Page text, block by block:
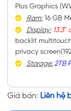
Plus Graphics
Ram:16 GB
Display:
backlit
privacy
Storage: 2TB
Giá bán: Liên hệ